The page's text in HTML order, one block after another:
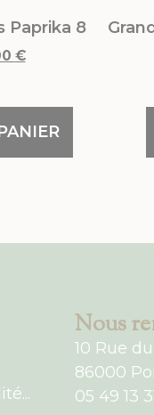
Paprika 8
€
Nous
10 Rue
86000
05 49 13